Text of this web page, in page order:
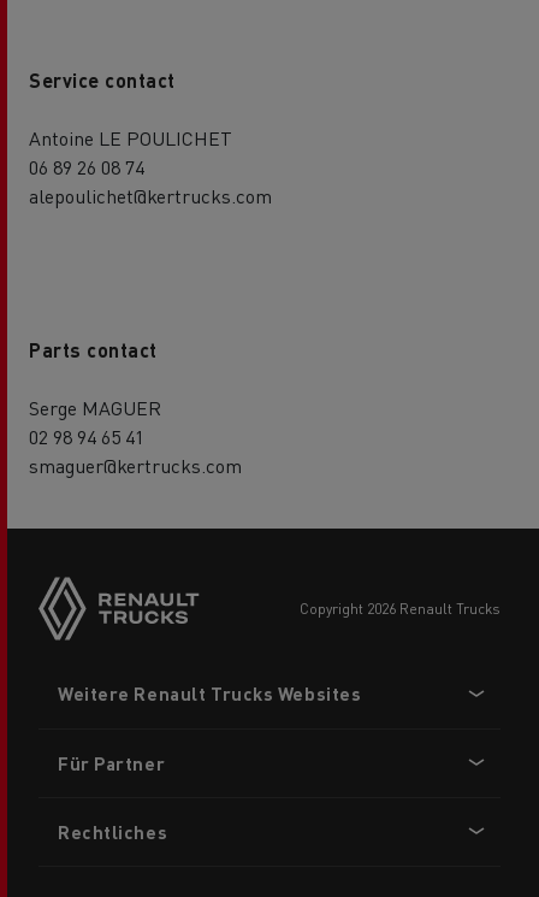
Service contact
Antoine LE POULICHET
06 89 26 08 74
alepoulichet@kertrucks.com
Parts contact
Serge MAGUER
02 98 94 65 41
smaguer@kertrucks.com
buttons
copyright 2026 Renault Trucks
menu
Weitere Renault Trucks Websites
Für Partner
Rechtliches